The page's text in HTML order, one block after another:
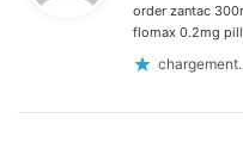
:
order zantac
flomax 0.2mg pill